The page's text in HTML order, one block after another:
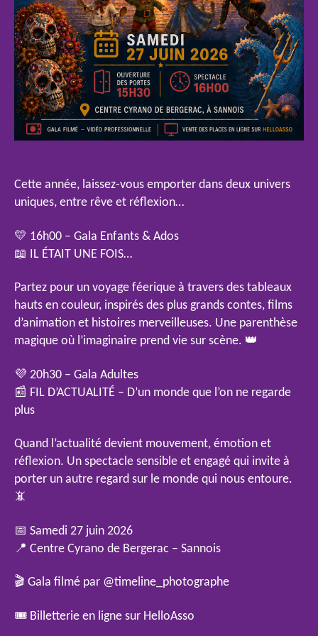
Cette année, laissez-vous emporter dans deux univers
uniques, entre rêve et réflexion…
💛 16h00 – Gala Enfants & Ados
📖 IL ÉTAIT UNE FOIS…
Partez pour un voyage féerique à travers des tableaux
hauts en couleur, inspirés des plus grands contes, films
d’animation et histoires merveilleuses. Une parenthèse
magique où l’imaginaire prend vie sur scène. 👑
💜 20h30 – Gala Adultes
📰 FIL D’ACTUALITÉ – D’un monde que l’on ne regarde
plus
Quand l’actualité devient mouvement, émotion et
réflexion. Un spectacle sensible et engagé qui invite à
porter un autre regard sur le monde qui nous entoure.
📵
📅 Samedi 27 juin 2026
📍 Centre Cyrano de Bergerac – Sannois
🎬 Gala filmé par @timeline_photographe
🎟️ Billetterie en ligne sur HelloAsso